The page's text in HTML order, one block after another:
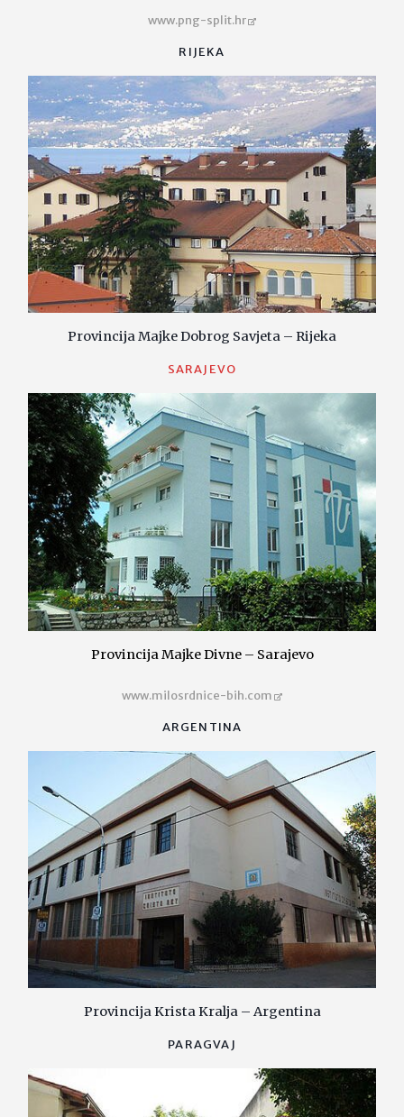
www.png-split.hr
RIJEKA
Provincija Majke Dobrog Savjeta – Rijeka
SARAJEVO
Provincija Majke Divne – Sarajevo
www.milosrdnice-bih.com
ARGENTINA
Provincija Krista Kralja – Argentina
PARAGVAJ